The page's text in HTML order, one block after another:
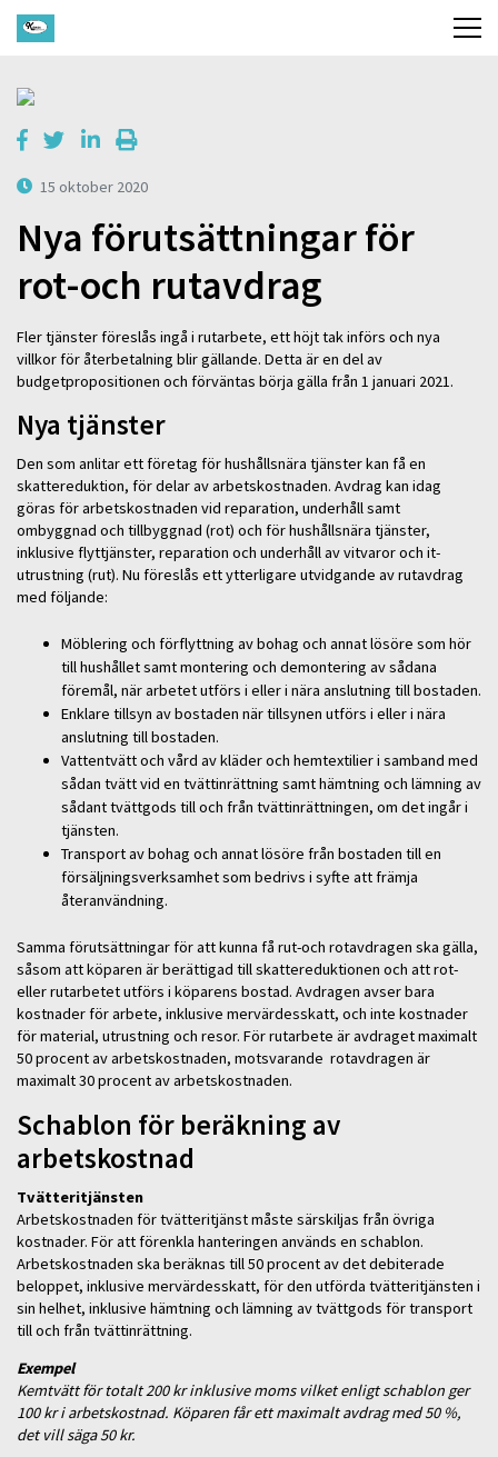
15 oktober 2020
Nya förutsättningar för
rot-och rutavdrag
Fler tjänster föreslås ingå i rutarbete, ett höjt tak införs och nya
villkor för återbetalning blir gällande. Detta är en del av
budgetpropositionen och förväntas börja gälla från 1 januari 2021.
Nya tjänster
Den som anlitar ett företag för hushållsnära tjänster kan få en
skattereduktion, för delar av arbetskostnaden. Avdrag kan idag
göras för arbetskostnaden vid reparation, underhåll samt
ombyggnad och tillbyggnad (rot) och för hushållsnära tjänster,
inklusive flyttjänster, reparation och underhåll av vitvaror och it-
utrustning (rut). Nu föreslås ett ytterligare utvidgande av rutavdrag
med följande:
Möblering och förflyttning av bohag och annat lösöre som hör
till hushållet samt montering och demontering av sådana
föremål, när arbetet utförs i eller i nära anslutning till bostaden.
Enklare tillsyn av bostaden när tillsynen utförs i eller i nära
anslutning till bostaden.
Vattentvätt och vård av kläder och hemtextilier i samband med
sådan tvätt vid en tvättinrättning samt hämtning och lämning av
sådant tvättgods till och från tvättinrättningen, om det ingår i
tjänsten.
Transport av bohag och annat lösöre från bostaden till en
försäljningsverksamhet som bedrivs i syfte att främja
återanvändning.
Samma förutsättningar för att kunna få rut-och rotavdragen ska gälla,
såsom att köparen är berättigad till skattereduktionen och att rot-
eller rutarbetet utförs i köparens bostad. Avdragen avser bara
kostnader för arbete, inklusive mervärdesskatt, och inte kostnader
för material, utrustning och resor. För rutarbete är avdraget maximalt
50 procent av arbetskostnaden, motsvarande rotavdragen är
maximalt 30 procent av arbetskostnaden.
Schablon för beräkning av
arbetskostnad
Tvätteritjänsten
Arbetskostnaden för tvätteritjänst måste särskiljas från övriga
kostnader. För att förenkla hanteringen används en schablon.
Arbetskostnaden ska beräknas till 50 procent av det debiterade
beloppet, inklusive mervärdesskatt, för den utförda tvätteritjänsten i
sin helhet, inklusive hämtning och lämning av tvättgods för transport
till och från tvättinrättning.
Exempel
Kemtvätt för totalt 200 kr inklusive moms vilket enligt schablon ger
100 kr i arbetskostnad. Köparen får ett maximalt avdrag med 50 %,
det vill säga 50 kr.